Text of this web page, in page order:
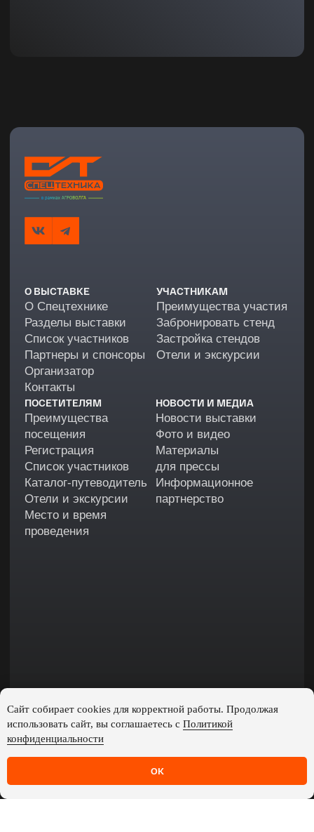
Сайт собирает cookies для корректной работы. Продолжая
использовать сайт, вы соглашаетесь с Политикой
конфиденциальности
ОК